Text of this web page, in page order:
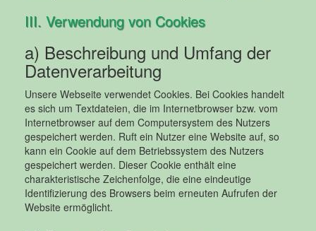
III. Verwendung von Cookies
a) Beschreibung und Umfang der
Datenverarbeitung
Unsere Webseite verwendet Cookies. Bei Cookies handelt
es sich um Textdateien, die im Internetbrowser bzw. vom
Internetbrowser auf dem Computersystem des Nutzers
gespeichert werden. Ruft ein Nutzer eine Website auf, so
kann ein Cookie auf dem Betriebssystem des Nutzers
gespeichert werden. Dieser Cookie enthält eine
charakteristische Zeichenfolge, die eine eindeutige
Identifizierung des Browsers beim erneuten Aufrufen der
Website ermöglicht.